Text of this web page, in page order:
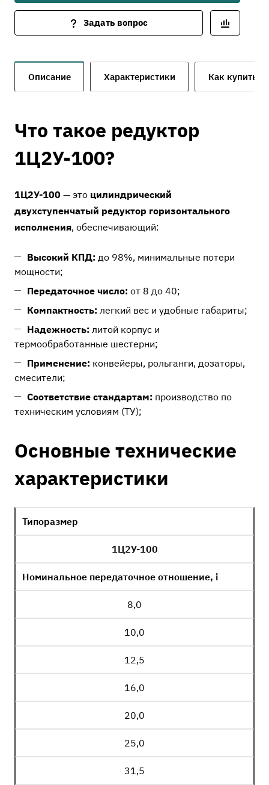
Задать вопрос
Описание Характеристики Как купить
Что такое редуктор
1Ц2У-100?
1Ц2У-100 — это цилиндрический
двухступенчатый редуктор горизонтального
исполнения, обеспечивающий:
Высокий КПД: до 98%, минимальные потери
мощности;
Передаточное число: от 8 до 40;
Компактность: легкий вес и удобные габариты;
Надежность: литой корпус и
термообработанные шестерни;
Применение: конвейеры, рольганги, дозаторы,
смесители;
Соответствие стандартам: производство по
техническим условиям (ТУ);
Основные технические
характеристики
Типоразмер
1Ц2У-100
Номинальное передаточное отношение, i
8,0
10,0
12,5
16,0
20,0
25,0
31,5